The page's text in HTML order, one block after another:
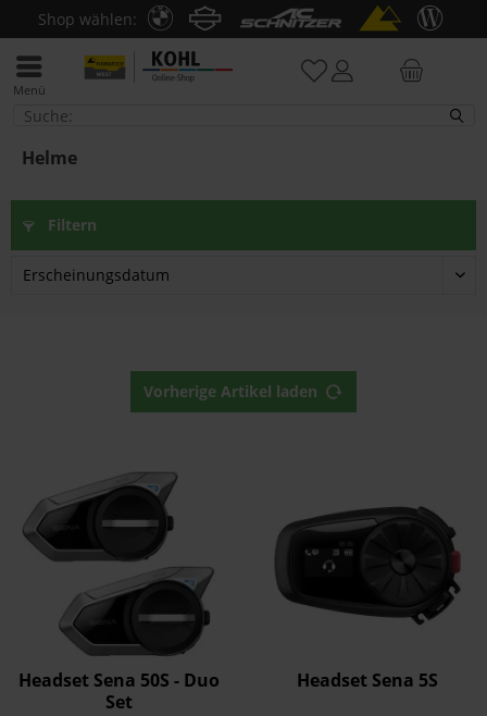
Shop wählen:
Menü
Helme
Helme
Filtern
Vorherige Artikel laden
Headset Sena 50S - Duo
Set
Headset Sena 5S